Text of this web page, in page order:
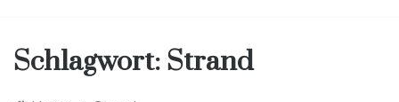
Schlagwort: Strand